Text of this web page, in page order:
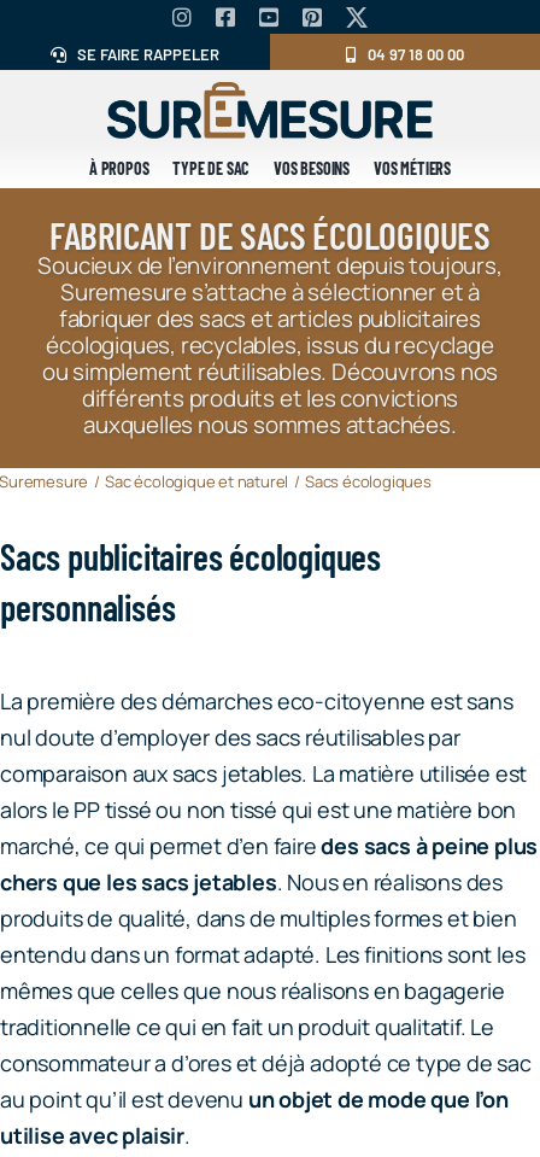
SE FAIRE RAPPELER 04 97 18 00 00
À PROPOS TYPE DE SAC VOS BESOINS VOS MÉTIERS
FABRICANT DE SACS ÉCOLOGIQUES
Soucieux de l’environnement depuis toujours,
Suremesure s’attache à sélectionner et à
fabriquer des sacs et articles publicitaires
écologiques, recyclables, issus du recyclage
ou simplement réutilisables. Découvrons nos
différents produits et les convictions
auxquelles nous sommes attachées.
Suremesure Sac écologique et naturel Sacs écologiques
Sacs publicitaires écologiques
personnalisés
La première des démarches eco-citoyenne est sans
nul doute d’employer des sacs réutilisables par
comparaison aux sacs jetables. La matière utilisée est
alors le PP tissé ou non tissé qui est une matière bon
marché, ce qui permet d’en fairedes sacs à peine plus
chers que les sacs jetables. Nous en réalisons des
produits de qualité, dans de multiples formes et bien
entendu dans un format adapté. Les finitions sont les
mêmes que celles que nous réalisons en bagagerie
traditionnelle ce qui en fait un produit qualitatif. Le
consommateur a d’ores et déjà adopté ce type de sac
au point qu’il est devenu un objet de mode que l’on
utilise avec plaisir.